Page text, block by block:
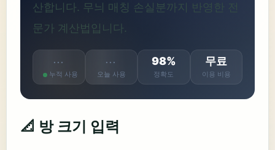
산합니다. 무늬 매칭 손실분까지 반영한 전
문가 계산법입니다.
···
누적 사용
···
오늘 사용
98%
정확도
무료
이용 비용
📐 방 크기 입력